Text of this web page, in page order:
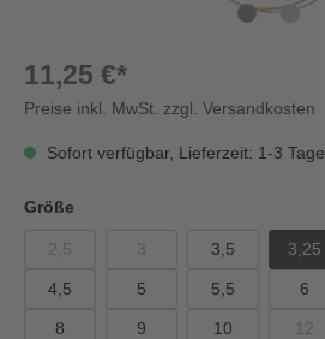
11,25 €*
Preise inkl. MwSt. zzgl. Versandkosten
Sofort verfügbar, Lieferzeit: 1-3 Tage
Größe
2,5 3 3,5 3,25
4,5 5 5,5 6
8 9 10 12